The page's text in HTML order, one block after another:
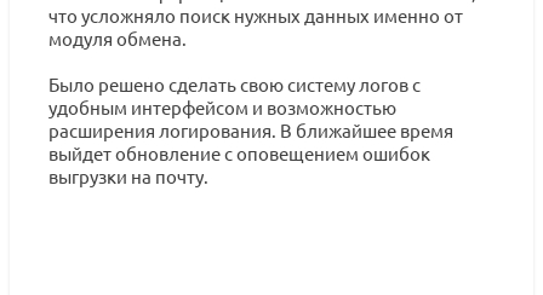
что усложняло поиск нужных данных именно от
модуля обмена.
Было решено сделать свою систему логов с
удобным интерфейсом и возможностью
расширения логирования. В ближайшее время
выйдет обновление с оповещением ошибок
выгрузки на почту.